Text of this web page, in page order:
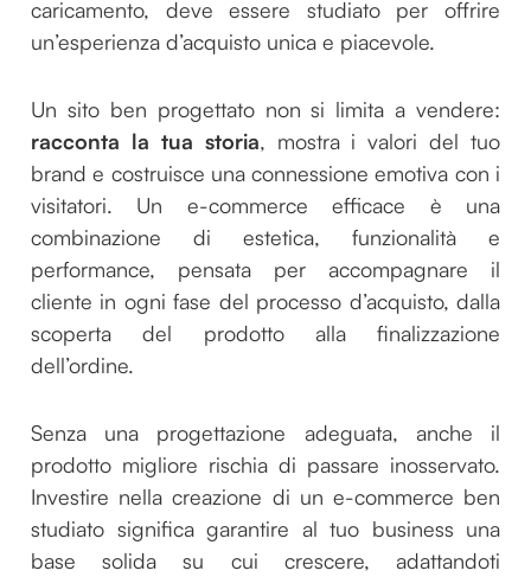
caricamento, deve essere studiato per offrire
un’esperienza d’acquisto unica e piacevole.
Un sito ben progettato non si limita a vendere:
racconta la tua storia, mostra i valori del tuo
brand e costruisce una connessione emotiva con i
visitatori. Un e-commerce efficace è una
combinazione di estetica, funzionalità e
performance, pensata per accompagnare il
cliente in ogni fase del processo d’acquisto, dalla
scoperta del prodotto alla finalizzazione
dell’ordine.
Senza una progettazione adeguata, anche il
prodotto migliore rischia di passare inosservato.
Investire nella creazione di un e-commerce ben
studiato significa garantire al tuo business una
base solida su cui crescere, adattandoti